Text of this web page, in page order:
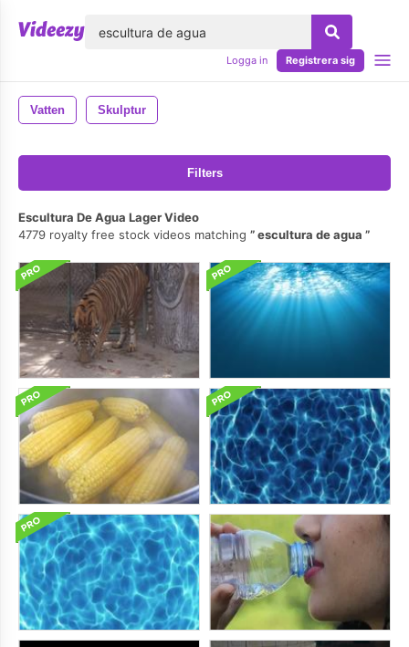
Logga in Registrera sig
Vatten Skulptur
Filters
Escultura De Agua Lager Video
4779 royalty free stock videos matching
escultura de agua